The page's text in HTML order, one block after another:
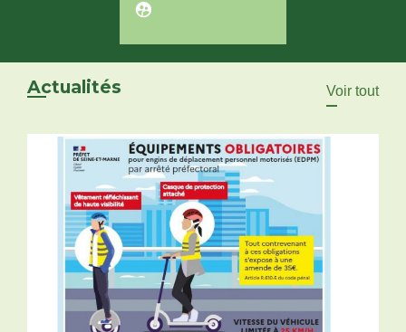
supervised_user_circle
Actualités Voir tout